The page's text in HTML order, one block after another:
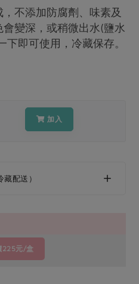
地區活動
不添加防腐劑、味素及
變深，或稍微出水(鹽水
即可使用，冷藏保存。
加入
藏配送）
225元/盒